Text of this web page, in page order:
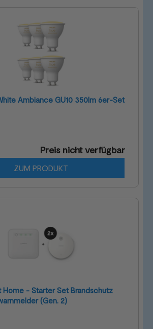
Ambiance GU10 350lm 6er-Set
Preis nicht verfügbar
ZUM PRODUKT
Home - Starter Set Brandschutz
(Gen. 2)